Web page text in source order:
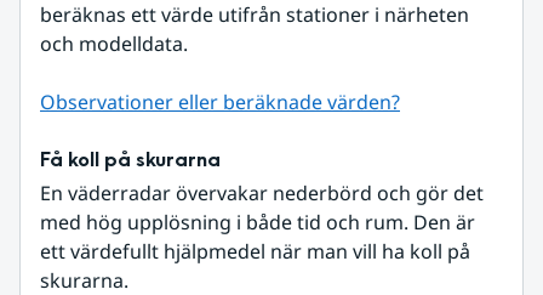
beräknas ett värde utifrån stationer i närheten
och modelldata.
Observationer eller beräknade värden?
Få koll på skurarna
En väderradar övervakar nederbörd och gör det
med hög upplösning i både tid och rum. Den är
ett värdefullt hjälpmedel när man vill ha koll på
skurarna.